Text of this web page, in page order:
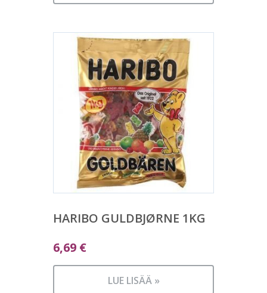
HARIBO GULDBJØRNE 1KG
6,69 €
LUE LISÄÄ »